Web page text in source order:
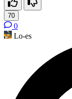
70
0
Lo-es